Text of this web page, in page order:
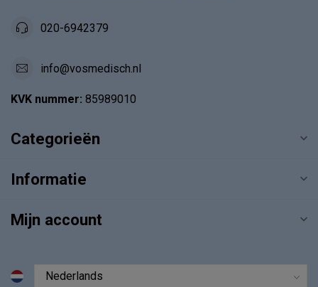
020-6942379
info@vosmedisch.nl
KVK nummer: 85989010
Categorieën
Informatie
Mijn account